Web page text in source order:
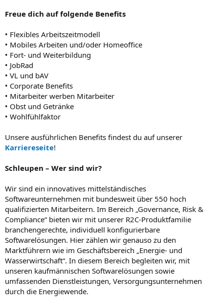
Freue dich auf folgende Benefits
• Flexibles Arbeitszeitmodell
• Mobiles Arbeiten und/oder Homeoffice
• Fort- und Weiterbildung
• JobRad
• VL und bAV
• Corporate Benefits
• Mitarbeiter werben Mitarbeiter
• Obst und Getränke
• Wohlfühlfaktor
Unsere ausführlichen Benefits findest du auf unserer
Karriereseite!
Schleupen – Wer sind wir?
Wir sind ein innovatives mittelständisches
Softwareunternehmen mit bundesweit über 550 hoch
qualifizierten Mitarbeitern. Im Bereich „Governance, Risk &
Compliance“ bieten wir mit unserer R2C-Produktfamilie
branchengerechte, individuell konfigurierbare
Softwarelösungen. Hier zählen wir genauso zu den
Marktführern wie im Geschäftsbereich „Energie- und
Wasserwirtschaft“. In diesem Bereich begleiten wir, mit
unseren kaufmännischen Softwarelösungen sowie
umfassenden Dienstleistungen, Versorgungsunternehmen
durch die Energiewende.